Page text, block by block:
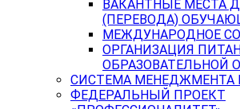
ВАКАНТНЫЕ МЕСТА
(ПЕРЕВОДА)
МЕЖДУНАРОДНОЕ
ОРГАНИЗАЦИЯ
ОБРАЗОВАТЕЛЬНОЙ
СИСТЕМА МЕНЕДЖМЕНТА
ФЕДЕРАЛЬНЫЙ ПРОЕКТ